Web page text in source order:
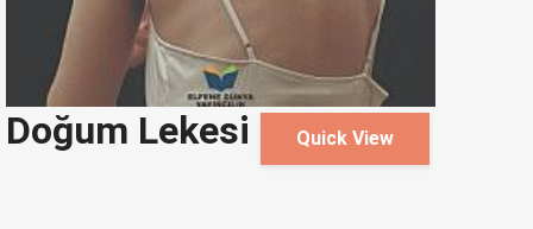
Doğum Lekesi Quick View